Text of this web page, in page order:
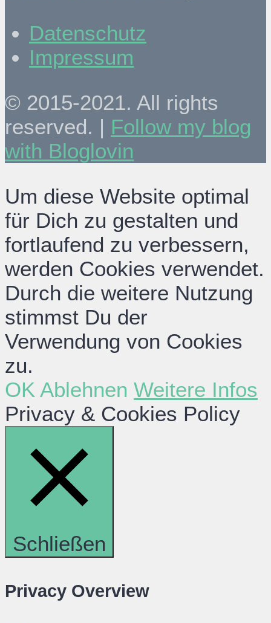
Datenschutz
Impressum
© 2015-2021. All rights
reserved. | Follow my blog
with Bloglovin
Um diese Website optimal
für Dich zu gestalten und
fortlaufend zu verbessern,
werden Cookies verwendet.
Durch die weitere Nutzung
stimmst Du der
Verwendung von Cookies
zu.
OK Ablehnen Weitere Infos
Privacy & Cookies Policy
Schließen
Privacy Overview